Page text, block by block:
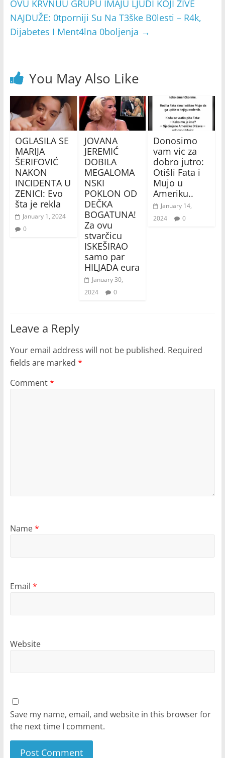
OVU KRVNUU GRUPU IMAJU LJUDI KOJI ŽIVE
NAJDUŽE: 0tporniji Su Na T3ške B0lesti – R4k,
Dijabetes I Ment4lna 0boljenja →
You May Also Like
OGLASILA SE
MARIJA
ŠERIFOVIĆ
NAKON
INCIDENTA U
ZENICI: Evo
šta je rekla
January 1, 2024
0
JOVANA
JEREMIĆ
DOBILA
MEGALOMA
NSKI
POKLON OD
DEČKA
BOGATUNA!
Za ovu
stvarčicu
ISKEŠIRAO
samo par
HILJADA eura
January 30,
2024
0
Donosimo
vam vic za
dobro jutro:
Otišli Fata i
Mujo u
Ameriku..
January 14,
2024
0
Leave a Reply
Your email address will not be published. Required
fields are marked *
Comment*
Name*
Email *
Website
Save my name, email, and website in this browser for
the next time I comment.